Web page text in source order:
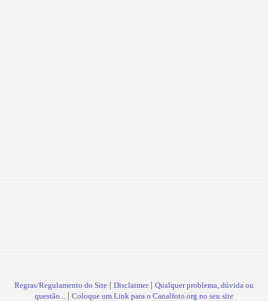
Regras/Regulamento do Site | Disclaimer| Qualquer problema, dúvida ou
questão... | Coloque um Link para o Canalfoto.org no seu site